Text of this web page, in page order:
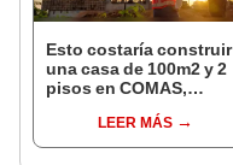
Esto costaría construir
una casa de 100m2 y 2
pisos en COMAS,
distritos de LIMA
NORTE
LEER MÁS